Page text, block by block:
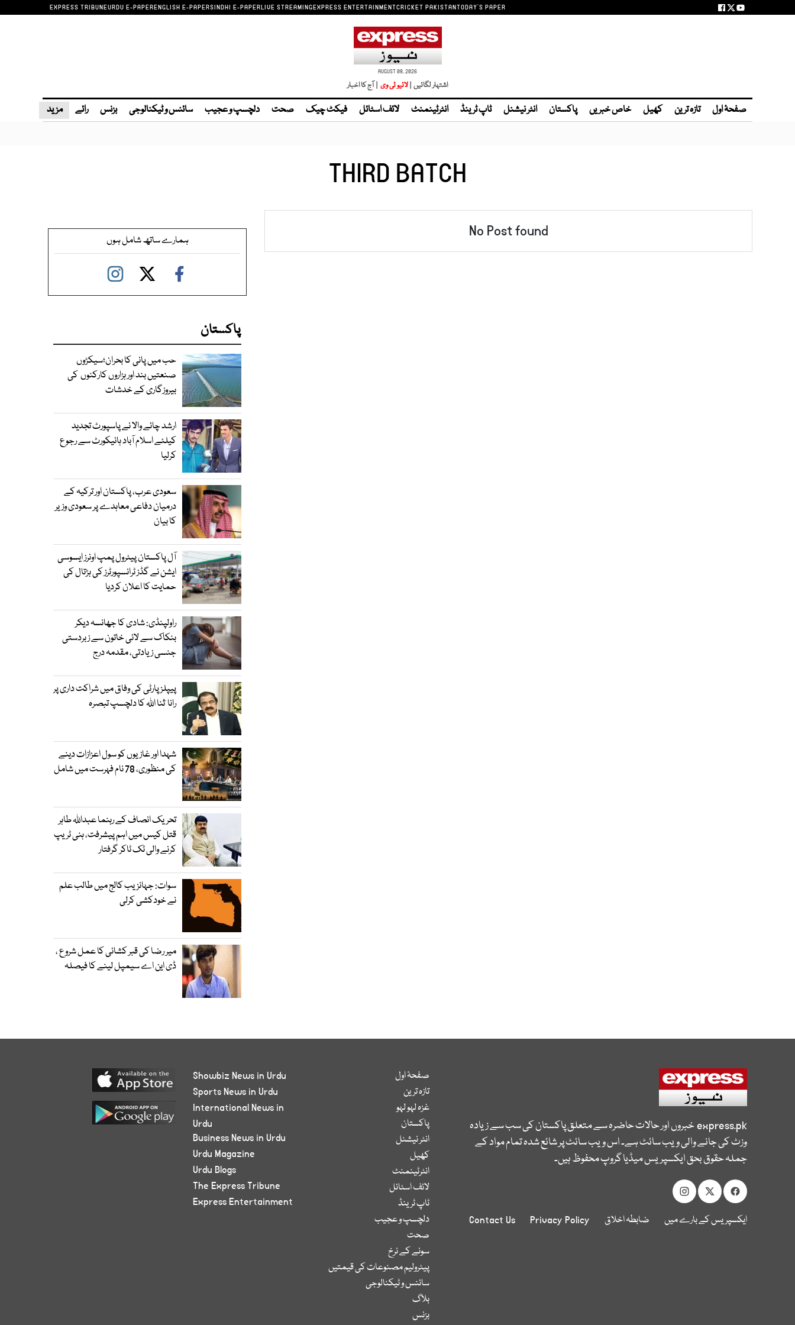
EXPRESS TRIBUNEURDU E-PAPERENGLISH E-PAPERSINDHI E-PAPERLIVE STREAMINGEXPRESS ENTERTAINMENTCRICKET PAKISTANTODAY'S PAPER
AUGUST 08, 2026
اشتہار لگائیں | | آج کا اخبار
صفحۂ اول تازہ ترین کھیل خاص خبریں پاکستان انٹر نیشنل ٹاپ ٹرینڈ انٹرٹینمنٹ لائف اسٹائل فیکٹ چیک صحت دلچسپ و عجیب سائنس و ٹیکنالوجی بزنس رائے مزید
THIRD BATCH
No Post found ہمارے ساتھ شامل ہوں
پاکستان
حب میں پانی کا بحران؛سیکڑوں
صنعتیں بند اور ہزاروں کارکنوں کی
بیروزگاری کے خدشات
ارشد چائے والا نے پاسپورٹ تجدید
کیلئے اسلام آباد ہائیکورٹ سے رجوع
کرلیا
سعودی عرب، پاکستان اور ترکیہ کے
درمیان دفاعی معاہدے پر سعودی وزیر
کا بیان
آل پاکستان پیٹرول پمپ اونرز ایسوسی
ایشن نے گڈز ٹرانسپورٹرز کی ہڑتال کی
حمایت کا اعلان کردیا
راولپنڈی: شادی کا جھانسہ دیکر
بنکاک سے لائی خاتون سے زبردستی
جنسی زیادتی، مقدمہ درج
پیپلز پارٹی کی وفاق میں شراکت داری پر
رانا ثنا اللہ کا دلچسپ تبصرہ
شہدا اور غازیوں کو سول اعزازات دینے
کی منظوری، 78 نام فہرست میں شامل
تحریک انصاف کے رہنما عبداللہ طاہر
قتل کیس میں اہم پیشرفت، ہنی ٹریپ
کرنے والی ٹک ٹاکر گرفتار
سوات: جہانزیب کالج میں طالب علم
نے خودکشی کرلی
میر رضا کی قبر کشائی کا عمل شروع ،
ڈی این اے سیمپل لینے کا فیصلہ
express.pkخبروں اور حالات حاضرہ سے متعلق پاکستان کی سب سے زیادہ
وزٹ کی جانے والی ویب سائٹ ہے۔ اس ویب سائٹ پر شائع شدہ تمام مواد کے
جملہ حقوق بحق ایکسپریس میڈیا گروپ محفوظ ہیں۔
ایکسپریس کے بارے میں ضابطہ اخلاق Privacy Policy
Contact Us
صفحۂ اول
تازہ ترین
غزہ لہو لہو
پاکستان
انٹر نیشنل
کھیل
انٹرٹینمنٹ
لائف اسٹائل
ٹاپ ٹرینڈ
دلچسپ و عجیب
صحت
سونے کے نرخ
پیٹرولیم مصنوعات کی قیمتیں
سائنس و ٹیکنالوجی
بلاگ
بزنس
Showbiz News in Urdu
Sports News in Urdu
International News in
Urdu
Business News in Urdu
Urdu Magazine
Urdu Blogs
The Express Tribune
Express Entertainment